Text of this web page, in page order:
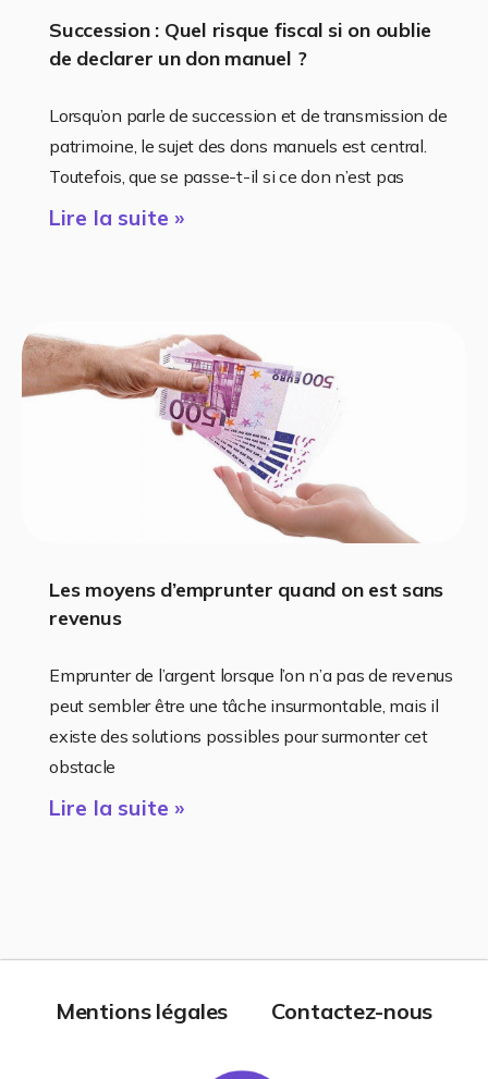
Succession : Quel risque fiscal si on oublie
de declarer un don manuel ?
Lorsqu’on parle de succession et de transmission de
patrimoine, le sujet des dons manuels est central.
Toutefois, que se passe-t-il si ce don n’est pas
Lire la suite »
Les moyens d’emprunter quand on est sans
revenus
Emprunter de l’argent lorsque l’on n’a pas de revenus
peut sembler être une tâche insurmontable, mais il
existe des solutions possibles pour surmonter cet
obstacle
Lire la suite »
Mentions légales Contactez-nous